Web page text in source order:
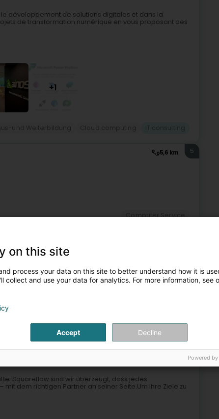
développement de solutions digitales et dans la
de transformation numérique en vous proposant des
+1
5,6 km 5
Computer Service
Squareflow sind wir überzeugt, dass jedes
dem richtigen Partner an seiner Seite.Um Ihre Ziele zu
on this site
process your data on this site to better understand how it is
collect and use your data for analytics. For more information, see
Accept Decline
Powered by